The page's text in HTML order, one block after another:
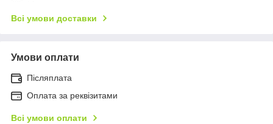
Всі умови доставки
Умови оплати
Післяплата
Оплата за реквізитами
Всі умови оплати